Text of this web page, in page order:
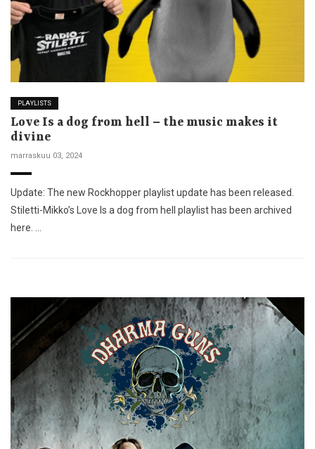
PLAYLISTS
Love Is a dog from hell – the music makes it
divine
marraskuu 03, 2024
Update: The new Rockhopper playlist update has been released.
Stiletti-Mikko’s Love Is a dog from hell playlist has been archived
here. …